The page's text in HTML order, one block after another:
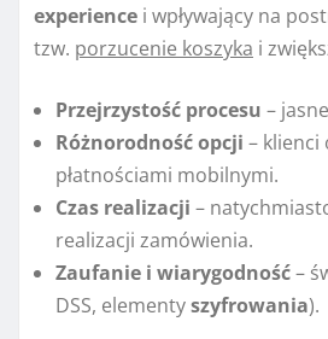
experience i wpływający na
tzw. porzucenie koszyka i
Przejrzystość procesu –
Różnorodność opcji –
płatnościami mobilnymi.
Czas realizacji –
realizacji zamówienia.
Zaufanie i wiarygodność–
DSS, elementyszyfrowania).